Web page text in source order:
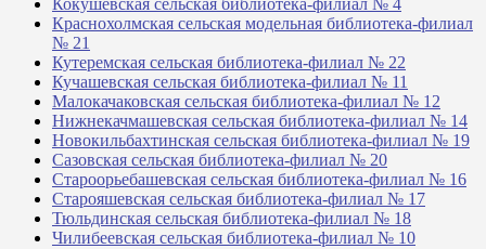
Кокушевская сельская библиотека-филиал № 4
Краснохолмская сельская модельная библиотека-филиал
№ 21
Кутеремская сельская библиотека-филиал № 22
Кучашевская сельская библиотека-филиал № 11
Малокачаковская сельская библиотека-филиал № 12
Нижнекачмашевская сельская библиотека-филиал № 14
Новокильбахтинская сельская библиотека-филиал № 19
Сазовская сельская библиотека-филиал № 20
Староорьебашевская сельская библиотека-филиал № 16
Старояшевская сельская библиотека-филиал № 17
Тюльдинская сельская библиотека-филиал № 18
Чилибеевская сельская библиотека-филиал № 10